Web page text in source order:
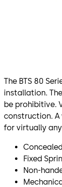
The BTS 80
installation.
be prohibitive.
construction. A
for virtually
Fixed
Non-